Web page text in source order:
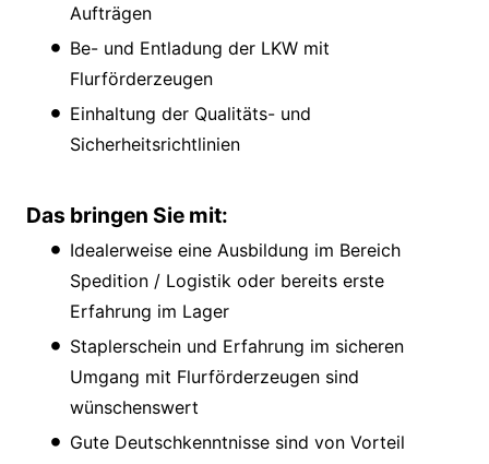
Aufträgen
Be- und Entladung der LKW mit
Flurförderzeugen
Einhaltung der Qualitäts- und
Sicherheitsrichtlinien
Das bringen Sie mit:
Idealerweise eine Ausbildung im Bereich
Spedition / Logistik oder bereits erste
Erfahrung im Lager
Staplerschein und Erfahrung im sicheren
Umgang mit Flurförderzeugen sind
wünschenswert
Gute Deutschkenntnisse sind von Vorteil